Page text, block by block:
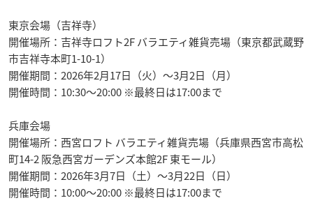
東京会場（吉祥寺）
開催場所：吉祥寺ロフト2F バラエティ雑貨売場（東京都武蔵野
市吉祥寺本町1-10-1）
開催期間：2026年2月17日（火）〜3月2日（月）
開催時間：10:30〜20:00 ※最終日は17:00まで
兵庫会場
開催場所：西宮ロフト バラエティ雑貨売場（兵庫県西宮市高松
町14-2 阪急西宮ガーデンズ本館2F 東モール）
開催期間：2026年3月7日（土）〜3月22日（日）
開催時間：10:00〜20:00 ※最終日は17:00まで